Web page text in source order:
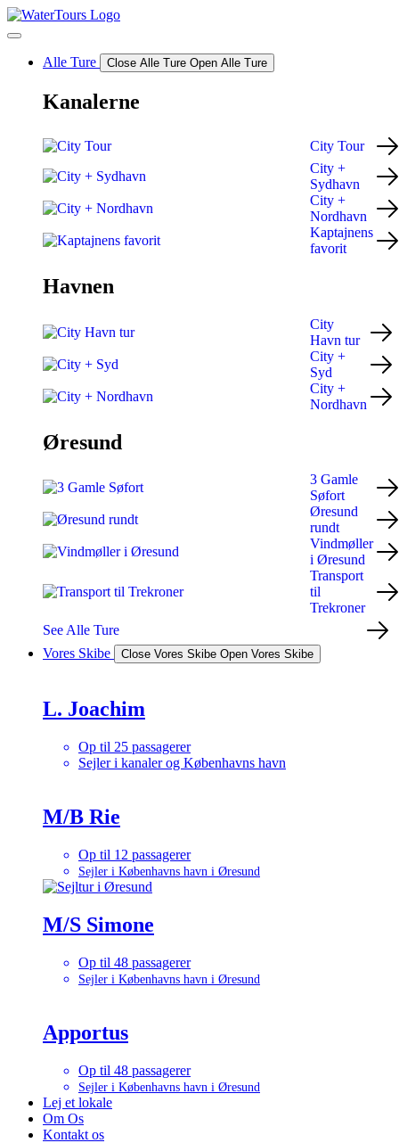
Videre
til
Alle Ture
Close Alle Ture Open Alle Ture
Kanalerne
City Tour
City +
Sydhavn
City +
Nordhavn
Kaptajnens
favorit
Havnen
City
Havn tur
City +
Syd
City +
Nordhavn
Øresund
3 Gamle
Søfort
Øresund
rundt
Vindmøller
i Øresund
Transport
til
Trekroner
See Alle Ture
Vores Skibe
Close Vores Skibe Open Vores Skibe
L. Joachim
Op til 25 passagerer
Sejler i kanaler og Københavns havn
M/B Rie
Op til 12 passagerer
Sejler i Københavns havn i Øresund
M/S Simone
Op til 48 passagerer
Sejler i Københavns havn i Øresund
Apportus
Op til 48 passagerer
Sejler i Københavns havn i Øresund
Lej et lokale
Om Os
Kontakt os